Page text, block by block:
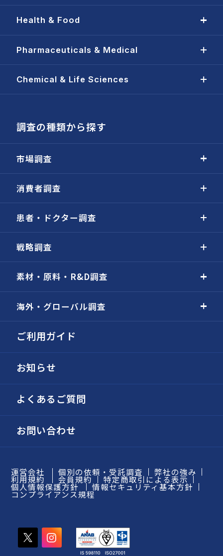
Health & Food
Pharmaceuticals & Medical
Chemical & Life Sciences
調査の種類から探す
市場調査
消費者調査
患者・ドクター調査
戦略調査
素材・原料・R&D調査
海外・グローバル調査
ご利用ガイド
お知らせ
よくあるご質問
お問い合わせ
運営会社 個別の依頼・受託調査 弊社の強み
利用規約 会員規約 特定商取引による表示
個人情報保護方針 情報セキュリティ基本方針
コンプライアンス規程